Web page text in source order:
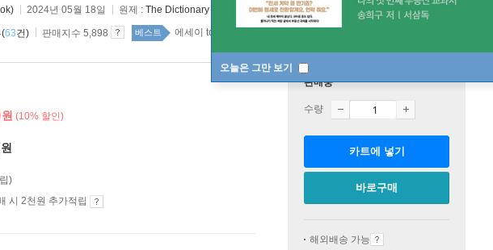
오늘은 그만 보기
2024년 05월 18일 원제 : The Dictionary of Obscure Sorrows
(63건) 판매지수 5,898 베스트 에세이 top20 5주
원 (10% 할인)
원
)
시 2천원 추가적립
판매중
수량
카트에 넣기
바로구매
해외배송 가능